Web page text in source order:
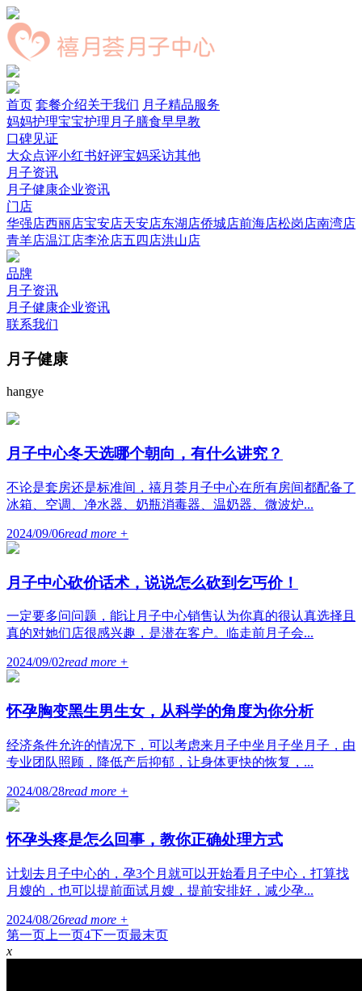
首页 套餐介绍关于我们 月子精品服务
妈妈护理宝宝护理 月子膳食早早教
口碑见证
大众点评小红书好评宝妈采访其他
月子资讯
月子健康企业资讯
门店
华强店西丽店宝安店天安店东湖店侨城店前海店松岗店南湾店
青羊店温江店李沧店五四店洪山店
品牌
月子资讯
月子健康企业资讯
联系我们
月子健康
hangye
月子中心冬天选哪个朝向，有什么讲究？
不论是套房还是标准间，禧月荟月子中心在所有房间都配备了
冰箱、空调、净水器、奶瓶消毒器、温奶器、微波炉...
2024/09/06read more +
月子中心砍价话术，说说怎么砍到乞丐价！
一定要多问问题，能让月子中心销售认为你真的很认真选择且
真的对她们店很感兴趣，是潜在客户。临走前月子会...
2024/09/02read more +
怀孕胸变黑生男生女，从科学的角度为你分析
经济条件允许的情况下，可以考虑来月子中坐月子坐月子，由
专业团队照顾，降低产后抑郁，让身体更快的恢复，...
2024/08/28read more +
怀孕头疼是怎么回事，教你正确处理方式
计划去月子中心的，孕3个月就可以开始看月子中心，打算找
月嫂的，也可以提前面试月嫂，提前安排好，减少孕...
2024/08/26read more +
第一页 上一页4下一页最末页
x